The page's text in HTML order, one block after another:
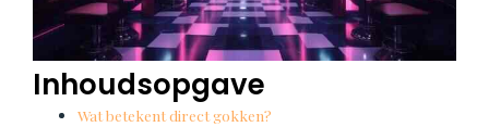
Inhoudsopgave
Wat betekent direct gokken?